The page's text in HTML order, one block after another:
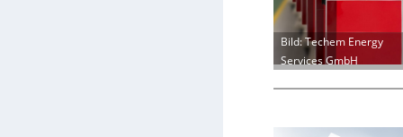
Bild: Techem Energy
Services GmbH